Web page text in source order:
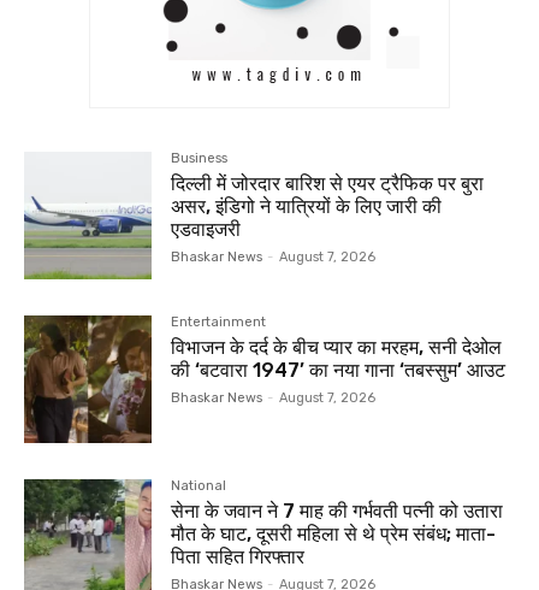
Business
दिल्ली में जोरदार बारिश से एयर ट्रैफिक पर बुरा
असर, इंडिगो ने यात्रियों के लिए जारी की
एडवाइजरी
Bhaskar News - August 7, 2026
Entertainment
विभाजन के दर्द के बीच प्यार का मरहम, सनी देओल
की ‘बटवारा 1947’ का नया गाना ‘तबस्सुम’ आउट
Bhaskar News - August 7, 2026
National
सेना के जवान ने 7 माह की गर्भवती पत्नी को उतारा
मौत के घाट, दूसरी महिला से थे प्रेम संबंध; माता-
पिता सहित गिरफ्तार
Bhaskar News - August 7, 2026